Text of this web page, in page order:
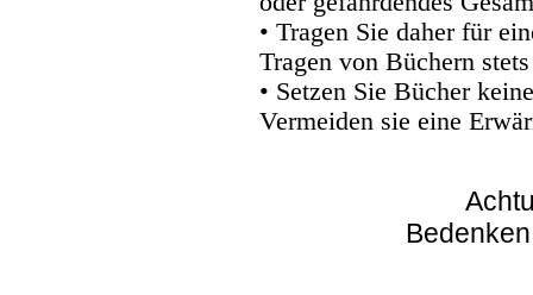
• Tragen Sie daher für
Tragen von Büchern
• Setzen Sie Bücher
Vermeiden sie eine